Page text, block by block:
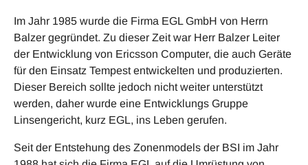
Im Jahr 1985 wurde die Firma EGL GmbH von Herrn
Balzer gegründet. Zu dieser Zeit war Herr Balzer Leiter
der Entwicklung von Ericsson Computer, die auch Geräte
für den Einsatz Tempest entwickelten und produzierten.
Dieser Bereich sollte jedoch nicht weiter unterstützt
werden, daher wurde eine Entwicklungs Gruppe
Linsengericht, kurz EGL, ins Leben gerufen.
Seit der Entstehung des Zonenmodels der BSI im Jahr